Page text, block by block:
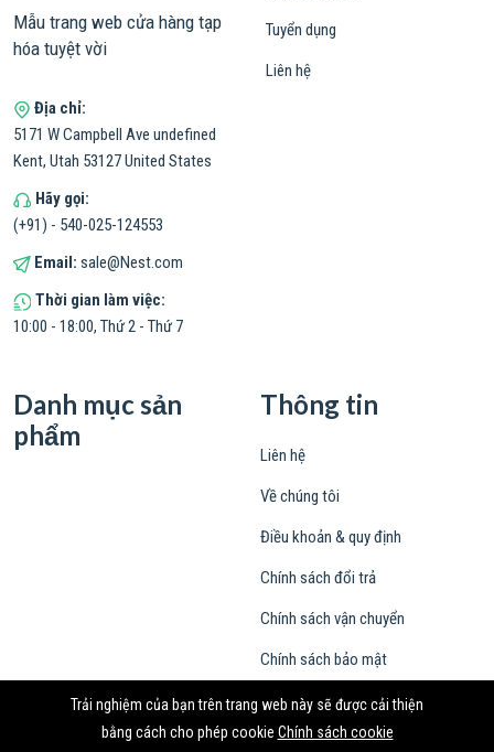
Mẫu trang web cửa hàng tạp
hóa tuyệt vời
Địa chỉ:
5171 W Campbell Ave undefined
Kent, Utah 53127 United States
Hãy gọi:
(+91) - 540-025-124553
Email: sale@Nest.com
Thời gian làm việc:
10:00 - 18:00, Thứ 2 - Thứ 7
Tuyển dụng
Liên hệ
Danh mục sản
phẩm
Thông tin
Liên hệ
Về chúng tôi
Điều khoản & quy định
Chính sách đổi trả
Chính sách vận chuyển
Chính sách bảo mật
Trải nghiệm của bạn trên trang web này sẽ được cải thiện
bằng cách cho phép cookie Chính sách cookie